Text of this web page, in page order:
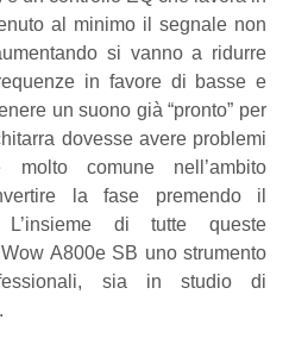
al minimo il segnale non
si vanno a ridurre
in favore di basse e
un suono già “pronto” per
dovesse avere problemi
molto comune nell’ambito
la fase premendo il
L’insieme di tutte queste
A800e SB uno strumento
sia in studio di